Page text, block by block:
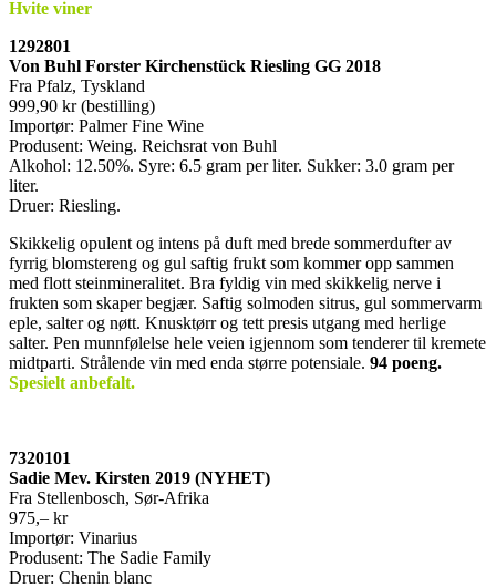
Hvite viner
1292801
Von Buhl Forster Kirchenstück Riesling GG 2018
Fra Pfalz, Tyskland
999,90 kr (bestilling)
Importør: Palmer Fine Wine
Produsent: Weing. Reichsrat von Buhl
Alkohol: 12.50%. Syre: 6.5 gram per liter. Sukker: 3.0 gram per
liter.
Druer: Riesling.
Skikkelig opulent og intens på duft med brede sommerdufter av
fyrrig blomstereng og gul saftig frukt som kommer opp sammen
med flott steinmineralitet. Bra fyldig vin med skikkelig nerve i
frukten som skaper begjær. Saftig solmoden sitrus, gul sommervarm
eple, salter og nøtt. Knusktørr og tett presis utgang med herlige
salter. Pen munnfølelse hele veien igjennom som tenderer til kremete
midtparti. Strålende vin med enda større potensiale. 94 poeng.
Spesielt anbefalt.
7320101
Sadie Mev. Kirsten 2019 (NYHET)
Fra Stellenbosch, Sør-Afrika
975,– kr
Importør: Vinarius
Produsent: The Sadie Family
Druer: Chenin blanc